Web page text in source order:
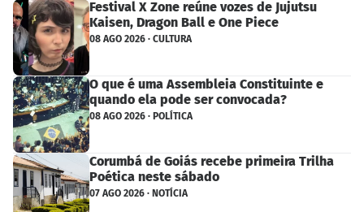
Festival X Zone reúne vozes de Jujutsu
Kaisen, Dragon Ball e One Piece
08 AGO 2026 · CULTURA
O que é uma Assembleia Constituinte e
quando ela pode ser convocada?
08 AGO 2026 · POLÍTICA
Corumbá de Goiás recebe primeira Trilha
Poética neste sábado
07 AGO 2026 · NOTÍCIA